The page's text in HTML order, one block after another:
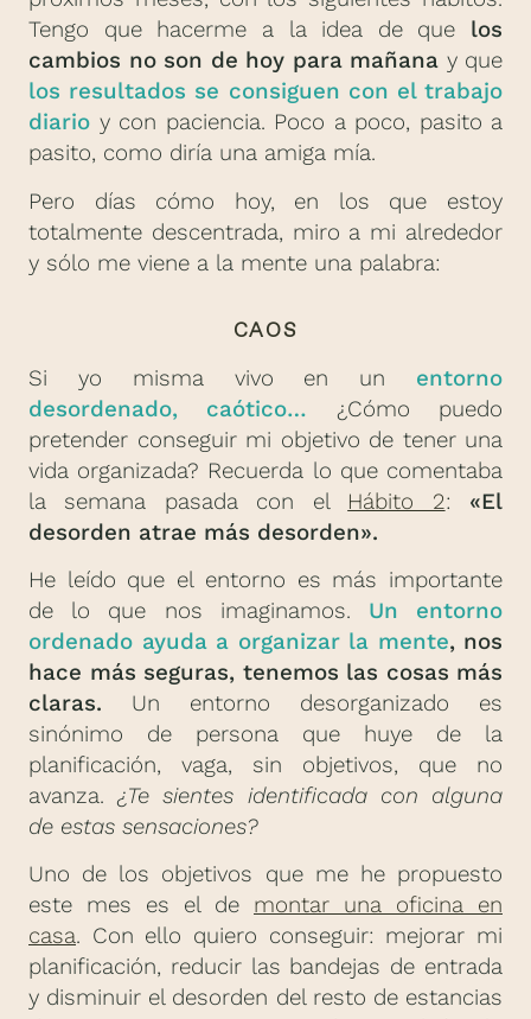
Tengo que hacerme a la idea de que los
cambios no son de hoy para mañana y que
los resultados se consiguen con el trabajo
diario y con paciencia. Poco a poco, pasito a
pasito, como diría una amiga mía.
Pero días cómo hoy, en los que estoy
totalmente descentrada, miro a mi alrededor
y sólo me viene a la mente una palabra:
CAOS
Si yo misma vivo en un entorno
desordenado, caótico… ¿Cómo puedo
pretender conseguir mi objetivo de tener una
vida organizada? Recuerda lo que comentaba
la semana pasada con el Hábito 2: «El
desorden atrae más desorden».
He leído que el entorno es más importante
de lo que nos imaginamos. Un entorno
ordenado ayuda a organizar la mente, nos
hace más seguras, tenemos las cosas más
claras. Un entorno desorganizado es
sinónimo de persona que huye de la
planificación, vaga, sin objetivos, que no
avanza.¿Te sientes identificada con alguna
de estas sensaciones?
Uno de los objetivos que me he propuesto
este mes es el de montar una oficina en
casa. Con ello quiero conseguir: mejorar mi
planificación, reducir las bandejas de entrada
y disminuir el desorden del resto de estancias